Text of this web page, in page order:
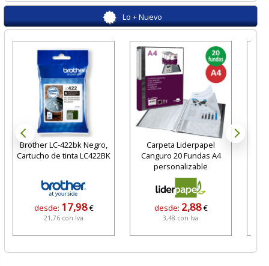
Lo + Nuevo
Brother LC-422bk Negro,
Cartucho de tinta LC422BK
desde: 17,98€
21,76 con Iva
Carpeta Liderpapel
Canguro 20 Fundas A4
personalizable
desde: 2,88€
3,48 con Iva